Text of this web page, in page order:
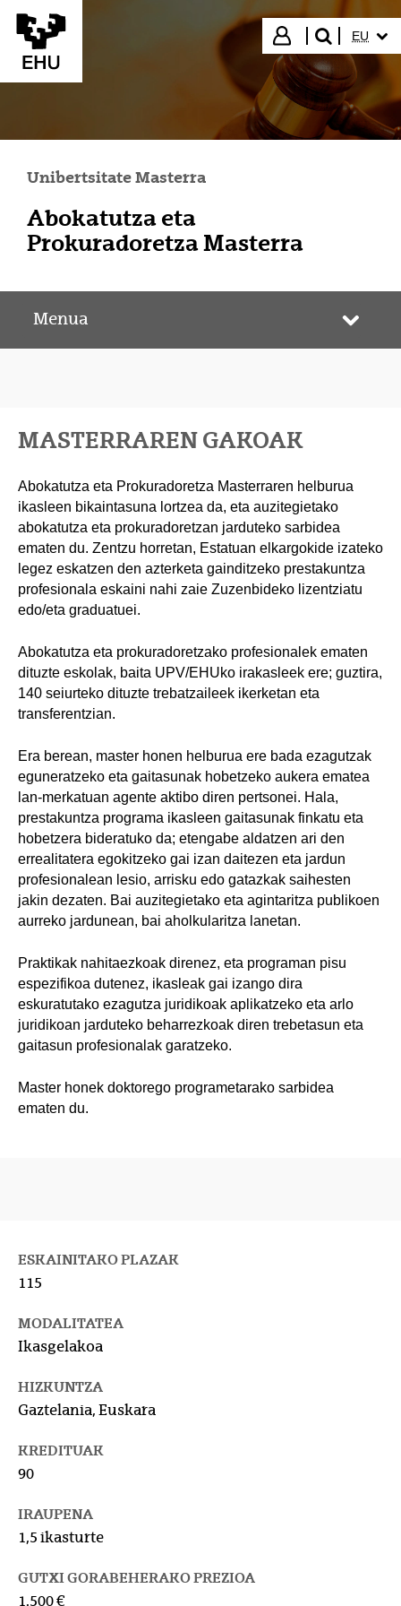
Eduki nagusira joan
Hasi saioa
bilatu"
EU
Unibertsitate Masterra
Abokatutza eta
Prokuradoretza Masterra
Menua
MASTERRAREN GAKOAK
Abokatutza eta Prokuradoretza Masterraren helburua
ikasleen bikaintasuna lortzea da, eta auzitegietako
abokatutza eta prokuradoretzan jarduteko sarbidea
ematen du. Zentzu horretan, Estatuan elkargokide izateko
legez eskatzen den azterketa gainditzeko prestakuntza
profesionala eskaini nahi zaie Zuzenbideko lizentziatu
edo/eta graduatuei.
Abokatutza eta prokuradoretzako profesionalek ematen
dituzte eskolak, baita UPV/EHUko irakasleek ere; guztira,
140 seiurteko dituzte trebatzaileek ikerketan eta
transferentzian.
Era berean, master honen helburua ere bada ezagutzak
eguneratzeko eta gaitasunak hobetzeko aukera ematea
lan-merkatuan agente aktibo diren pertsonei. Hala,
prestakuntza programa ikasleen gaitasunak finkatu eta
hobetzera bideratuko da; etengabe aldatzen ari den
errealitatera egokitzeko gai izan daitezen eta jardun
profesionalean lesio, arrisku edo gatazkak saihesten
jakin dezaten. Bai auzitegietako eta agintaritza publikoen
aurreko jardunean, bai aholkularitza lanetan.
Praktikak nahitaezkoak direnez, eta programan pisu
espezifikoa dutenez, ikasleak gai izango dira
eskuratutako ezagutza juridikoak aplikatzeko eta arlo
juridikoan jarduteko beharrezkoak diren trebetasun eta
gaitasun profesionalak garatzeko.
Master honek doktorego programetarako sarbidea
ematen du.
ESKAINITAKO PLAZAK
115
MODALITATEA
Ikasgelakoa
HIZKUNTZA
Gaztelania, Euskara
KREDITUAK
90
IRAUPENA
1,5 ikasturte
GUTXI GORABEHERAKO PREZIOA
1.500 €